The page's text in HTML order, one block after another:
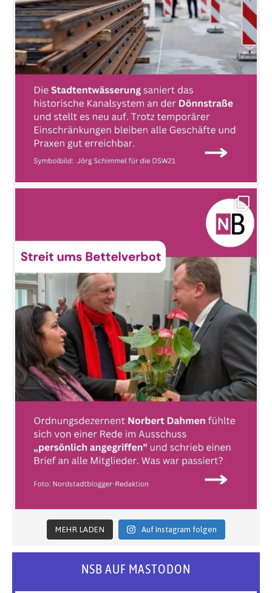
MEHR LADEN Auf Instagram folgen
NSB AUF MASTODON